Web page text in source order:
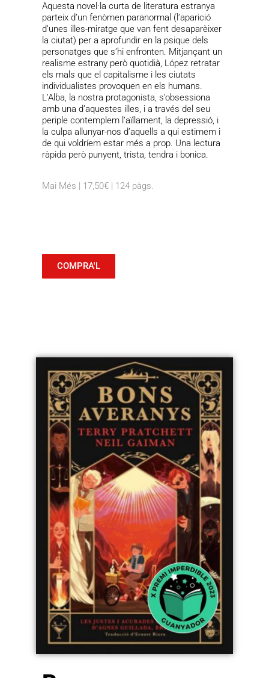
Aquesta novel·la curta de literatura estranya
parteix d’un fenòmen paranormal (l’aparició
d’unes illes-miratge que van fent desaparèixer
la ciutat) per a aprofundir en la psique dels
personatges que s’hi enfronten. Mitjançant un
realisme estrany però quotidià, López retratar
els mals que el capitalisme i les ciutats
individualistes provoquen en els humans.
L’Alba, la nostra protagonista, s’obsessiona
amb una d’aquestes illes, i a través del seu
periple contemplem l’aïllament, la depressió, i
la culpa allunyar-nos d’aquells a qui estimem i
de qui voldríem estar més a prop. Una lectura
ràpida però punyent, trista, tendra i bonica.
Mai Més | 17,50€ | 124 pàgs.
COMPRA'L